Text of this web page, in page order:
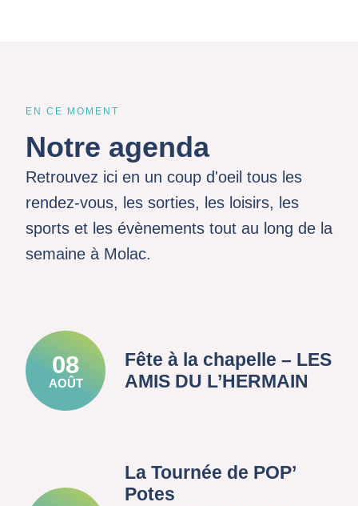
EN CE MOMENT
Notre agenda
Retrouvez ici en un coup d'oeil tous les
rendez-vous, les sorties, les loisirs, les
sports et les évènements tout au long de la
semaine à Molac.
08
AOÛT
Fête à la chapelle – LES
AMIS DU L’HERMAIN
La Tournée de POP’
Potes